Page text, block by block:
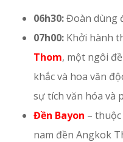
06h30:Đoàn dùng
07h00: Khởi hành
Thom, một ngôi
khắc và hoa văn
sự tích văn hóa và
Đền Bayon –
nam đền Angkok